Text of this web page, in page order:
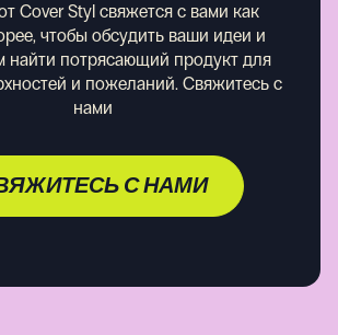
Cover Styl свяжется с вами как
чтобы обсудить ваши идеи и
найти потрясающий продукт для
и пожеланий. Свяжитесь с
нами
С НАМИ